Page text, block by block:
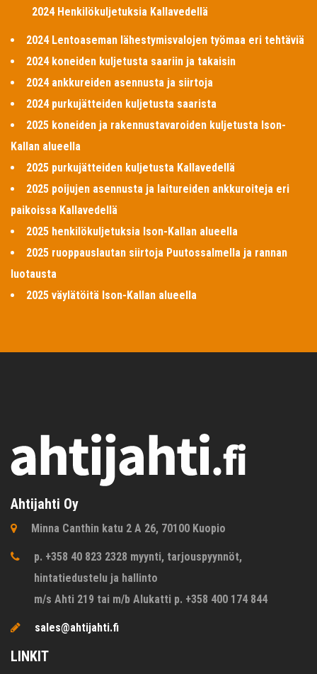
2024 Henkilökuljetuksia Kallavedellä
2024 Lentoaseman lähestymisvalojen työmaa eri tehtäviä
2024 koneiden kuljetusta saariin ja takaisin
2024 ankkureiden asennusta ja siirtoja
2024 purkujätteiden kuljetusta saarista
2025 koneiden ja rakennustavaroiden kuljetusta Ison-
Kallan alueella
2025 purkujätteiden kuljetusta Kallavedellä
2025 poijujen asennusta ja laitureiden ankkuroiteja eri
paikoissa Kallavedellä
2025 henkilökuljetuksia Ison-Kallan alueella
2025 ruoppauslautan siirtoja Puutossalmella ja rannan
luotausta
2025 väylätöitä Ison-Kallan alueella
Ahtijahti Oy
Minna Canthin katu 2 A 26, 70100 Kuopio
p. +358 40 823 2328 myynti, tarjouspyynnöt,
hintatiedustelu ja hallinto
m/s Ahti 219 tai m/b Alukatti p. +358 400 174 844
sales@ahtijahti.fi
LINKIT